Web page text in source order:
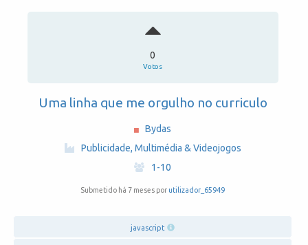
0
Votos
Uma linha que me orgulho no curriculo
Bydas
·
Publicidade, Multimédia & Videojogos
·
1-10
Submetido há 7 meses por utilizador_65949
javascript